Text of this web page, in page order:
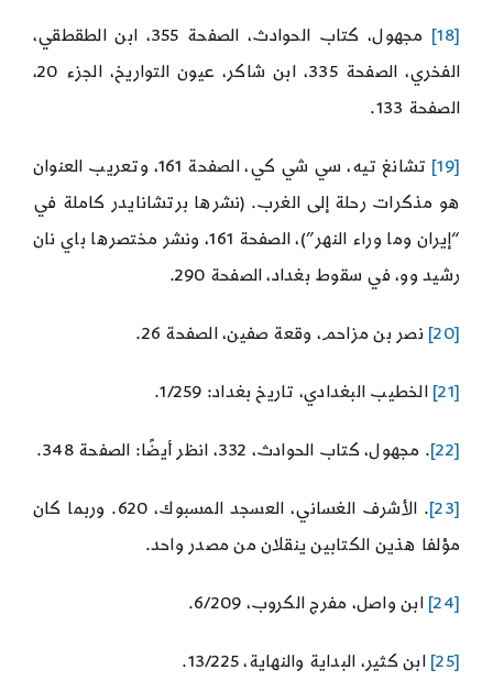
[18]
مجهول، كتاب الحوادث، الصفحة 355، ابن الطقطقي،
الفخري، الصفحة 335، ابن شاكر، عيون التواريخ، الجزء 20،
الصفحة 133.
[19]
تشانغ تيه، سي شي كي، الصفحة 161، وتعريب العنوان
هو مذكرات رحلة إلى الغرب. (نشرها برتشانايدر كاملة في
“إيران وما وراء النهر”)، الصفحة 161، ونشر مختصرها باي نان
رشيد وو، في سقوط بغداد، الصفحة 290.
[20] نصر بن مزاحم، وقعة صفين، الصفحة 26.
[21] الخطيب البغدادي، تاريخ بغداد: 1/259.
[22] . مجهول، كتاب الحوادث، 332، انظر أيضًا: الصفحة 348.
[23]
. الأشرف الغساني، العسجد المسبوك، 620. وربما كان
مؤلفا هذين الكتابين ينقلان من مصدر واحد.
[24] ابن واصل، مفرج الكروب، 6/209.
[25] ابن كثير، البداية والنهاية، 13/225.